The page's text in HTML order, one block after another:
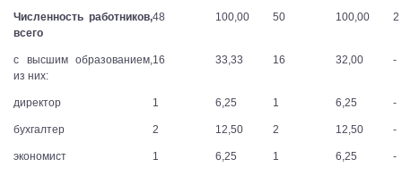
Численность работников,
всего
48 100,00 50 100,00 2
с высшим образованием,
из них:
16 33,33 16 32,00 -
директор 1 6,25 1 6,25 -
бухгалтер 2 12,50 2 12,50 -
экономист 1 6,25 1 6,25 -